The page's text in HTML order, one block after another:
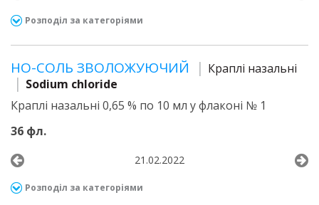
Розподіл за категоріями
НО-СОЛЬ ЗВОЛОЖУЮЧИЙ
Краплі назальні
Sodium chloride
Краплі назальні 0,65 % по 10 мл у флаконі № 1
36 фл.
21.02.2022
Розподіл за категоріями